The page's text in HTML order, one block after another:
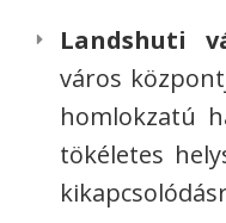
Landshuti
város
homlokzatú
tökéletes